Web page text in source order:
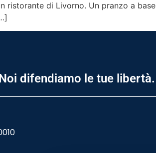
ristorante di Livorno. Un pranzo a
difendiamo le tue libertà.